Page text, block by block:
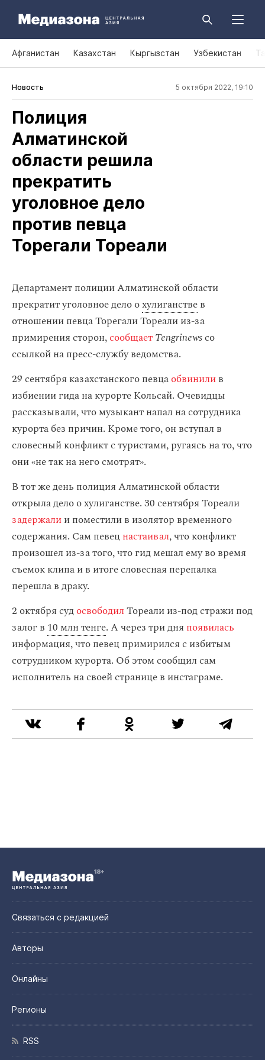
Афганистан Казахстан Кыргызстан Узбекистан
Новость 5 октября 2022, 19:10
Полиция
Алматинской
области решила
прекратить
уголовное дело
против певца
Торегали Тореали
Департамент полиции Алматинской области
прекратит уголовное дело охулиганствев
отношении певца Торегали Тореали из-за
примирения сторон,сообщаетTengrinewsсо
ссылкой на пресс-службу ведомства.
29 сентября казахстанского певцаобвинилив
избиении гида на курорте Кольсай. Очевидцы
рассказывали, что музыкант напал на сотрудника
курорта без причин. Кроме того, он вступал в
словесный конфликт с туристами, ругаясь на то, что
они «не так на него смотрят».
В тот же день полиция Алматинской области
открыла дело о хулиганстве. 30 сентября Тореали
задержалии поместили в изолятор временного
содержания. Сам певецнастаивал, что конфликт
произошел из-за того, что гид мешал ему во время
съемок клипа и в итоге словесная перепалка
перешла в драку.
2 октября судосвободилТореали из-под стражи под
залог в 10 млн тенге. А через три дня появилась
информация, что певец примирился с избитым
сотрудником курорта. Об этом сообщил сам
исполнитель на своей странице в инстаграме.
Связаться с редакцией
Авторы
Онлайны
Регионы
RSS